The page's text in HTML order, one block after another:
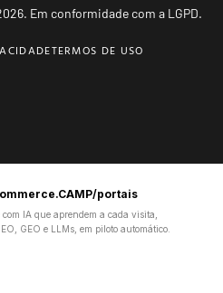
Em conformidade com a LGPD.
TERMOS DE USO
portais
IA que aprendem a cada visita,
GEO e LLMs, em piloto automático.